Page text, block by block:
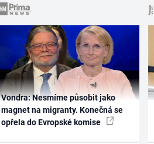
Vondra: Nesmíme působit jako
magnet na migranty. Konečná se
opřela do Evropské komise